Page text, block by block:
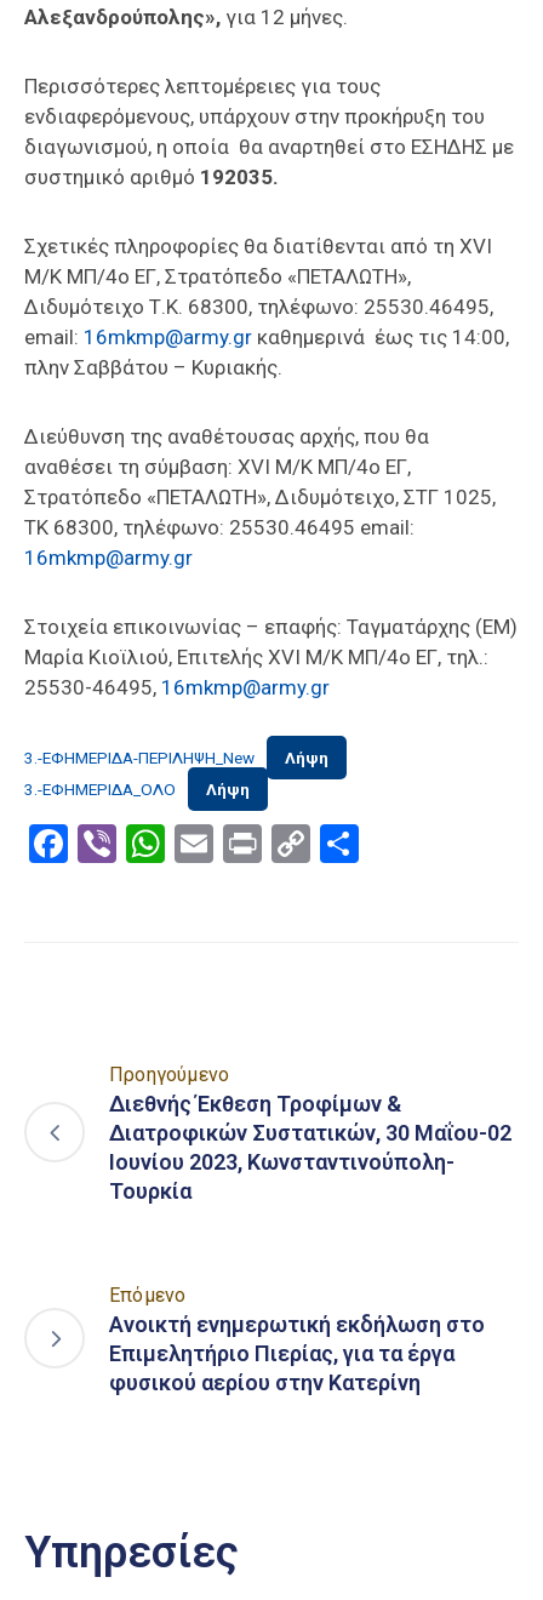
Αλεξανδρούπολης», για 12 μήνες.
Περισσότερες λεπτομέρειες για τους
ενδιαφερόμενους, υπάρχουν στην προκήρυξη του
διαγωνισμού, η οποία θα αναρτηθεί στο ΕΣΗΔΗΣ με
συστημικό αριθμό 192035.
Σχετικές πληροφορίες θα διατίθενται από τη XVI
Μ/Κ ΜΠ/4ο ΕΓ, Στρατόπεδο «ΠΕΤΑΛΩΤΗ»,
Διδυμότειχο Τ.Κ. 68300, τηλέφωνο: 25530.46495,
email: 16mkmp@army.gr καθημερινά έως τις 14:00,
πλην Σαββάτου – Κυριακής.
Διεύθυνση της αναθέτουσας αρχής, που θα
αναθέσει τη σύμβαση: XVI M/K ΜΠ/4ο ΕΓ,
Στρατόπεδο «ΠΕΤΑΛΩΤΗ», Διδυμότειχο, ΣΤΓ 1025,
ΤΚ 68300, τηλέφωνο: 25530.46495 email:
16mkmp@army.gr
Στοιχεία επικοινωνίας – επαφής: Ταγματάρχης (ΕΜ)
Μαρία Κιοϊλιού, Επιτελής XVI M/K ΜΠ/4ο ΕΓ, τηλ.:
25530-46495, 16mkmp@army.gr
3.-ΕΦΗΜΕΡΙΔΑ-ΠΕΡΙΛΗΨΗ_New
Λήψη
3.-ΕΦΗΜΕΡΙΔΑ_ΟΛΟ
Λήψη
Facebook
ViberWhatsApp
EmailPrintCopy
Προηγούμενο
Διεθνής Έκθεση Τροφίμων &
Διατροφικών Συστατικών, 30 Μαΐου-02
Ιουνίου 2023, Κωνσταντινούπολη-
Τουρκία
Επόμενο
Ανοικτή ενημερωτική εκδήλωση στο
Επιμελητήριο Πιερίας, για τα έργα
φυσικού αερίου στην Κατερίνη
Υπηρεσίες